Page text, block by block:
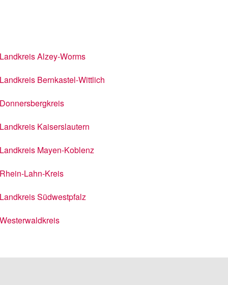
Landkreis Alzey-Worms
Landkreis Bernkastel-Wittlich
Donnersbergkreis
Landkreis Kaiserslautern
Landkreis Mayen-Koblenz
Rhein-Lahn-Kreis
Landkreis Südwestpfalz
Westerwaldkreis